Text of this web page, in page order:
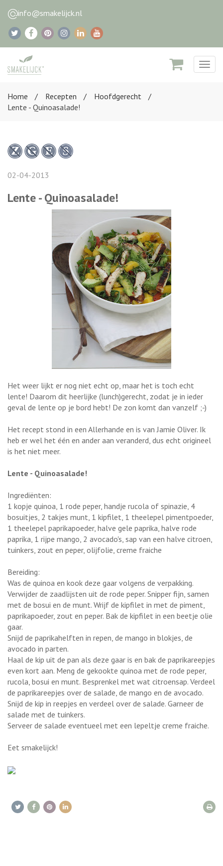
info@smakelijck.nl
Home
Recepten
Hoofdgerecht
Lente - Quinoasalade!
02-04-2013
Lente - Quinoasalade!
Het weer lijkt er nog niet echt op, maar het is toch echt
lente! Daarom dit heerlijke (lunch)gerecht, zodat je in ieder
geval de lente op je bord hebt! De zon komt dan vanzelf ;-)
Het recept stond in een Allerhande en is van Jamie Oliver. Ik
heb er wel het één en ander aan veranderd, dus echt origineel
is het niet meer.
Lente - Quinoasalade!
Ingrediënten:
1 kopje quinoa, 1 rode peper, handje rucola of spinazie, 4
bosuitjes, 2 takjes munt, 1 kipfilet, 1 theelepel pimentpoeder,
1 theelepel paprikapoeder, halve gele paprika, halve rode
paprika, 1 rijpe mango, 2 avocado's, sap van een halve citroen,
tuinkers, zout en peper, olijfolie, creme fraiche
Bereiding:
Was de quinoa en kook deze gaar volgens de verpakking.
Verwijder de zaadlijsten uit de rode peper. Snipper fijn, samen
met de bosui en de munt. Wrijf de kipfilet in met de piment,
paprikapoeder, zout en peper. Bak de kipfilet in een beetje olie
gaar.
Snijd de paprikahelften in repen, de mango in blokjes, de
avocado in parten.
Haal de kip uit de pan als deze gaar is en bak de paprikareepjes
even kort aan. Meng de gekookte quinoa met de rode peper,
rucola, bosui en munt. Besprenkel met wat citroensap. Verdeel
de paprikareepjes over de salade, de mango en de avocado.
Snijd de kip in reepjes en verdeel over de salade. Garneer de
salade met de tuinkers.
Serveer de salade eventueel met een lepeltje creme fraiche.
Eet smakelijck!